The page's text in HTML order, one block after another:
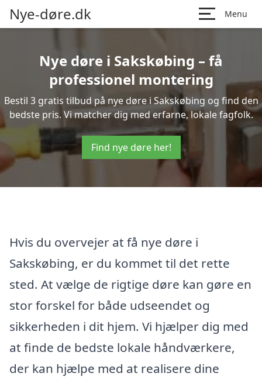
Nye-døre.dk Menu
Nye døre i Sakskøbing – få
professionel montering
Bestil 3 gratis tilbud på nye døre i Sakskøbing og find den
bedste pris. Vi matcher dig med erfarne, lokale fagfolk.
Find nye døre her!
Hvis du overvejer at få nye døre i
Sakskøbing, er du kommet til det rette
sted. At vælge de rigtige døre kan gøre en
stor forskel for både udseendet og
sikkerheden i dit hjem. Vi hjælper dig med
at finde de bedste lokale håndværkere,
der kan hjælpe med at realisere dine